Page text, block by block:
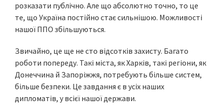
розказати публічно. Але що абсолютно точно, то це
те, що Україна постійно стає сильнішою. Можливості
нашої ППО збільшуються.
Звичайно, це ще не сто відсотків захисту. Багато
роботи попереду. Такі міста, як Харків, такі регіони, як
Донеччина й Запоріжжя, потребують більше систем,
більше безпеки. Це завдання є в усіх наших
дипломатів, у всієї нашої держави.